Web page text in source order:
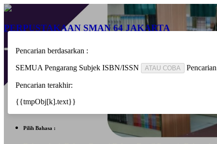
PERPUSTAKAAN SMAN 64 JAKARTA
Beranda
Informasi
Game Edukasi
Bantuan
Pustakawan
Area Anggota
Pilih Bahasa :
Pencarian berdasarkan :
SEMUA Pengarang Subjek ISBN/ISSN ATAU COBA
Pencarian terakhir:
{{tmpObj[k].text}}